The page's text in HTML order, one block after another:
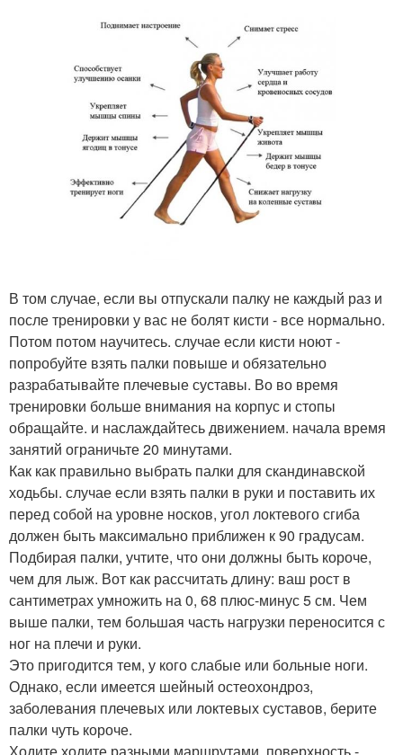
В том случае, если вы отпускали палку не каждый раз и
после тренировки у вас не болят кисти - все нормально.
Потом потом научитесь. случае если кисти ноют -
попробуйте взять палки повыше и обязательно
разрабатывайте плечевые суставы. Во во время
тренировки больше внимания на корпус и стопы
обращайте. и наслаждайтесь движением. начала время
занятий ограничьте 20 минутами.
Как как правильно выбрать палки для скандинавской
ходьбы. случае если взять палки в руки и поставить их
перед собой на уровне носков, угол локтевого сгиба
должен быть максимально приближен к 90 градусам.
Подбирая палки, учтите, что они должны быть короче,
чем для лыж. Вот как рассчитать длину: ваш рост в
сантиметрах умножить на 0, 68 плюс-минус 5 см. Чем
выше палки, тем большая часть нагрузки переносится с
ног на плечи и руки.
Это пригодится тем, у кого слабые или больные ноги.
Однако, если имеется шейный остеохондроз,
заболевания плечевых или локтевых суставов, берите
палки чуть короче.
Ходите ходите разными маршрутами. поверхность -